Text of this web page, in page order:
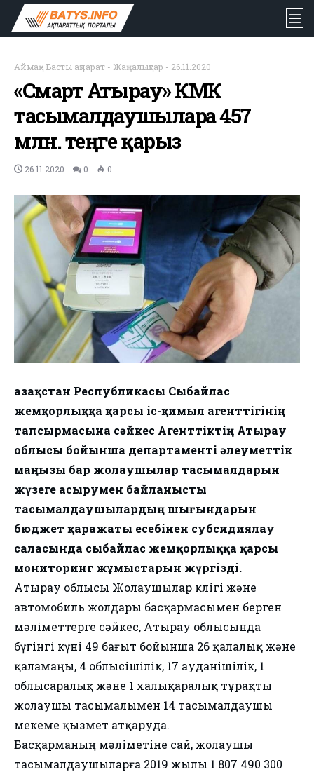
Аймақ- Басты ақпарат - Жаңалықтар - 26.11.2020
«Смарт Атырау» КМК
тасымалдаушыларға 457
млн. теңге қарыз
26.11.2020 0 0
Қазақстан Республикасы Сыбайлас
жемқорлыққа қарсы іс-қимыл агенттігінің
тапсырмасына сәйкес Агенттіктің Атырау
облысы бойынша департаменті әлеуметтік
маңызы бар жолаушылар тасымалдарын
жүзеге асырумен байланысты
тасымалдаушылардың шығындарын
бюджет қаражаты есебінен субсидиялау
саласында сыбайлас жемқорлыққа қарсы
мониторинг жұмыстарын жүргізді.
Атырау облысы Жолаушылар көлігі және
автомобиль жолдары басқармасымен берген
мәліметтерге сәйкес, Атырау облысында
бүгінгі күні 49 бағыт бойынша 26 қалалық және
қаламаңы, 4 облысішілік, 17 ауданішілік, 1
облысаралық және 1 халықаралық тұрақты
жолаушы тасымалымен 14 тасымалдаушы
мекеме қызмет атқаруда.
Басқарманың мәліметіне сай, жолаушы
тасымалдаушыларға 2019 жылы 1 807 490 300